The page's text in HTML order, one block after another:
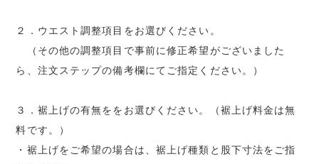
２．ウエスト調整項目をお選びください。
（その他の調整項目で事前に修正希望がございました
ら、注文ステップの備考欄にてご指定ください。）
３．裾上げの有無ををお選びください。（裾上げ料金は無
料です。）
・裾上げをご希望の場合は、裾上げ種類と股下寸法をご指